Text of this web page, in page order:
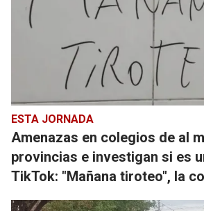
ESTA JORNADA
Amenazas en colegios de al
provincias e investigan si es
TikTok: "Mañana tiroteo", la